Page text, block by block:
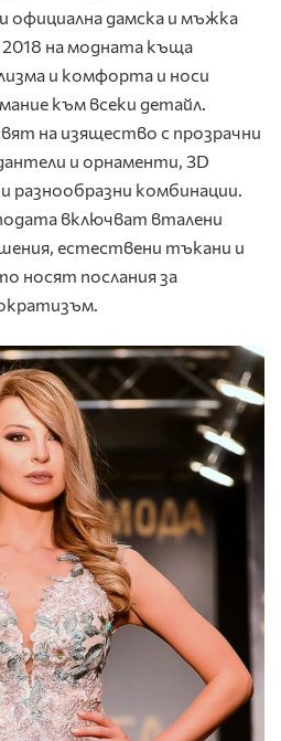
официална дамска и мъжка
на модната къща
и комфорта и носи
към всеки детайл.
на изящество с прозрачни
и орнаменти, 3D
разнообразни комбинации.
включват вталени
естествени тъкани и
носят послания за